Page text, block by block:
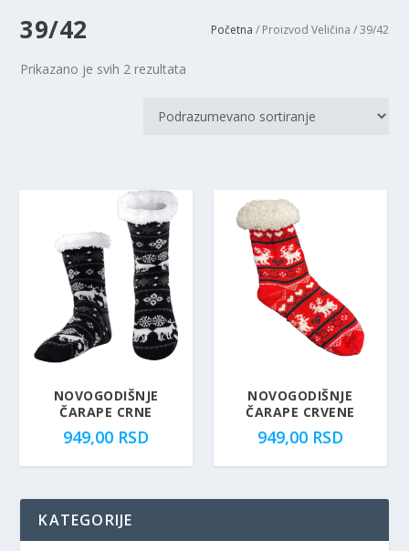
39/42 Početna / Proizvod Veličina / 39/42
Prikazano je svih 2 rezultata
NOVOGODIŠNJE
ČARAPE CRNE
949,00 RSD
NOVOGODIŠNJE
ČARAPE CRVENE
949,00 RSD
KATEGORIJE